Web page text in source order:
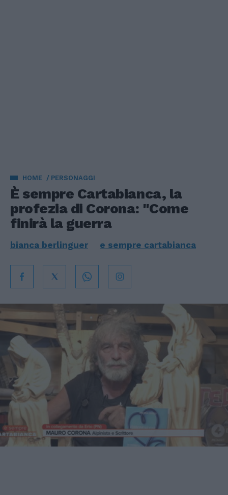
HOME PERSONAGGI
È sempre Cartabianca, la
profezia di Corona: "Come
finirà la guerra
bianca berlinguer e sempre cartabianca